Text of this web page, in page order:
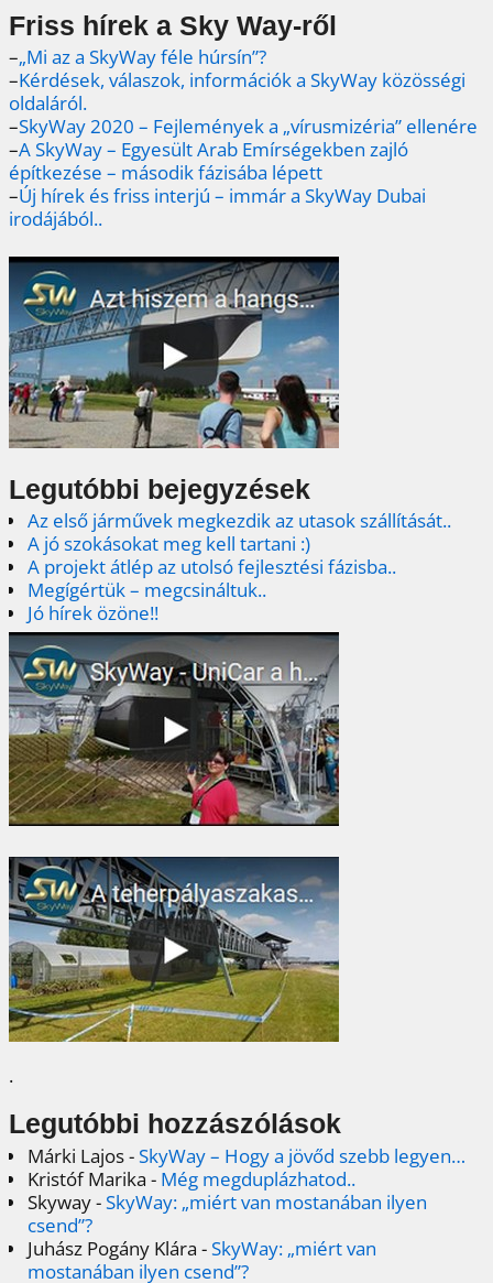
Friss hírek a Sky Way-ről
–„Mi az a SkyWay féle húrsín”?
–Kérdések, válaszok, információk a SkyWay közösségi
oldaláról.
–SkyWay 2020 – Fejlemények a „vírusmizéria” ellenére
–A SkyWay – Egyesült Arab Emírségekben zajló
építkezése – második fázisába lépett
–Új hírek és friss interjú – immár a SkyWay Dubai
irodájából..
Legutóbbi bejegyzések
Az első járművek megkezdik az utasok szállítását..
A jó szokásokat meg kell tartani :)
A projekt átlép az utolsó fejlesztési fázisba..
Megígértük – megcsináltuk..
Jó hírek özöne!!
.
Legutóbbi hozzászólások
Márki Lajos-SkyWay – Hogy a jövőd szebb legyen…
Kristóf Marika - Még megduplázhatod..
Skyway-SkyWay: „miért van mostanában ilyen
csend”?
Juhász Pogány Klára -SkyWay: „miért van
mostanában ilyen csend”?